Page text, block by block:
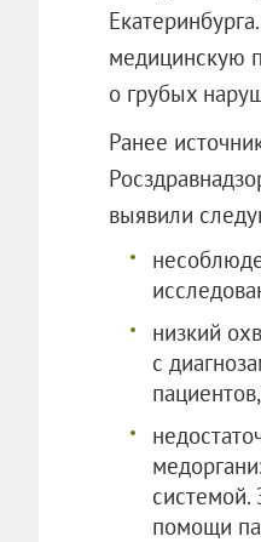
медицинскую
о грубых
Ранее
выявили
низкий
с
системой.
помощи